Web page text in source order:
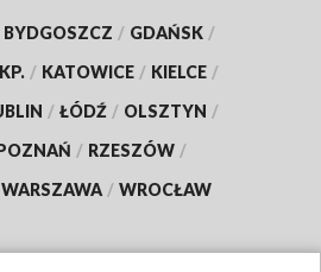
BYDGOSZCZ / GDAŃSK /
/ KATOWICE / KIELCE /
/ ŁÓDŹ / OLSZTYN /
/ RZESZÓW /
WARSZAWA / WROCŁAW